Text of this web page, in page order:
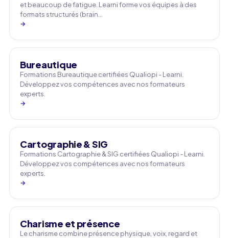
et beaucoup de fatigue. Learni forme vos équipes à des
formats structurés (brain…
→
Bureautique
Formations Bureautique certifiées Qualiopi - Learni.
Développez vos compétences avec nos formateurs
experts.
→
Cartographie & SIG
Formations Cartographie & SIG certifiées Qualiopi - Learni.
Développez vos compétences avec nos formateurs
experts.
→
Charisme et présence
Le charisme combine présence physique, voix, regard et